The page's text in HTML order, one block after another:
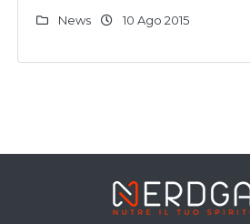
News 10 Ago 2015